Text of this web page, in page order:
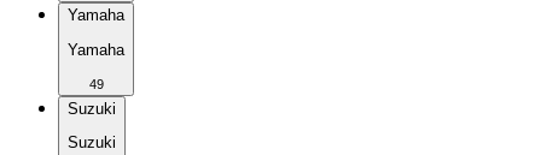
Yamaha
Yamaha
49
Suzuki
Suzuki